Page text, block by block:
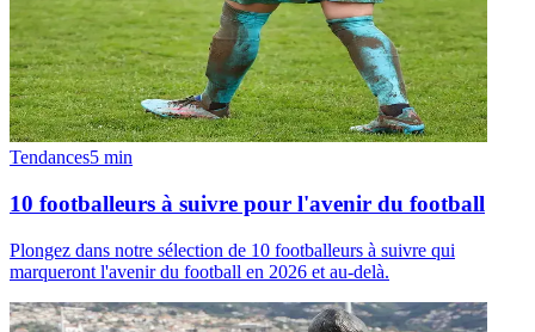
Tendances5 min
10 footballeurs à suivre pour l'avenir du football
Plongez dans notre sélection de 10 footballeurs à suivre qui
marqueront l'avenir du football en 2026 et au-delà.